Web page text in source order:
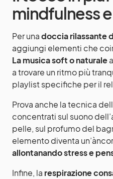
mindfulness
Per unadoccia rilassante
aggiungi elementi che
La musica soft o naturale
a trovare un ritmo più
playlist specifiche per il
Prova anche la tecnica
concentrati sul suono
pelle, sul profumo del
elemento diventa
allontanando stress e
Infine, la respirazione